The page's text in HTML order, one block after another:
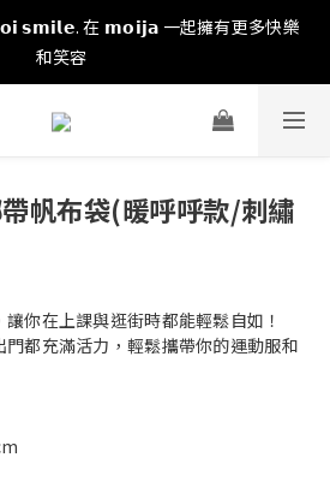
在 𝗺𝗼𝗶𝗷𝗮 一起擁有更多快樂
和笑容
帆布袋(暖呼呼款/刺繡
你在上課與逛街時都能輕鬆自如！
都充滿活力，輕鬆攜帶你的運動服和